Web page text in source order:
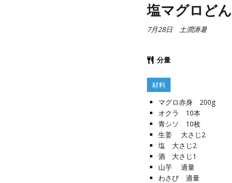
塩マグロどん
7月28日 土潤溽暑
分量
材料
マグロ赤身 200g
オクラ 10本
青シソ 10枚
生姜 大さじ2
塩 大さじ2
酒 大さじ1
山芋 適量
わさび 適量